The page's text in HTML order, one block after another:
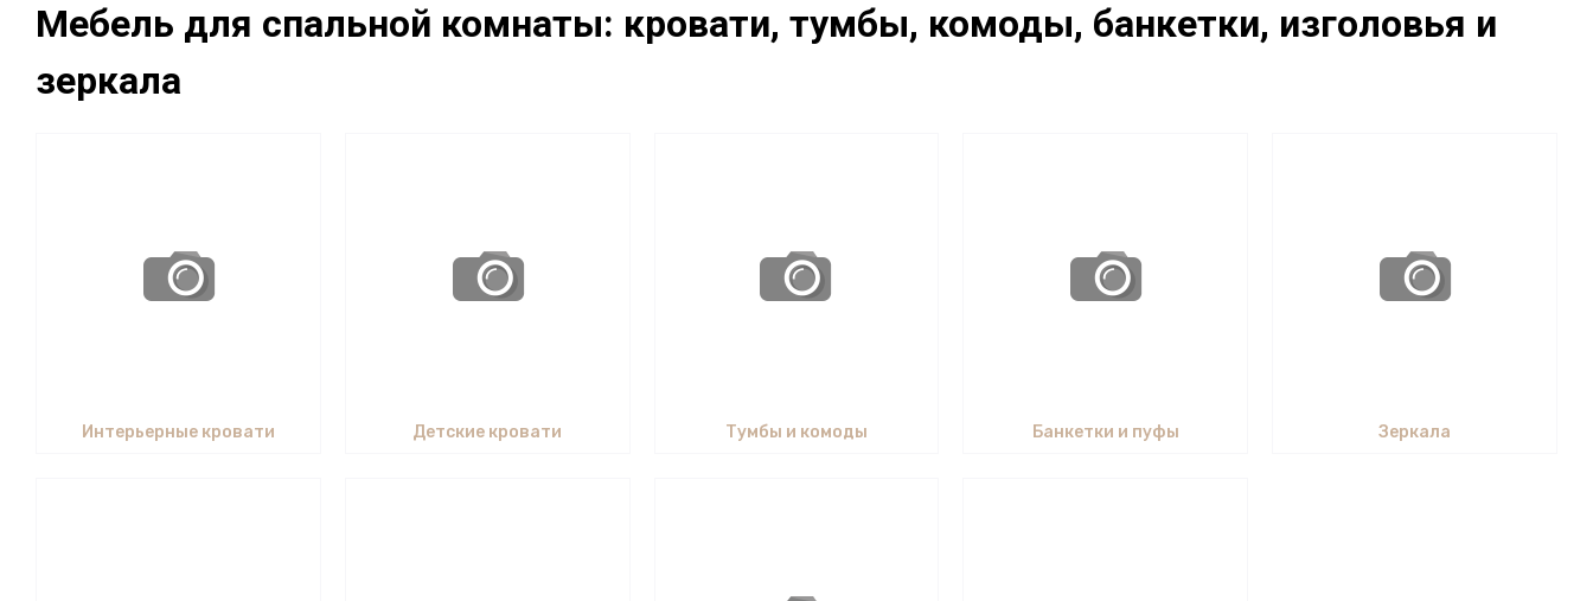
Мебель для спальной комнаты: кровати, тумбы, комоды, банкетки, изголовья и
зеркала
Интерьерные кровати Детские кровати Тумбы и комоды Банкетки и пуфы Зеркала